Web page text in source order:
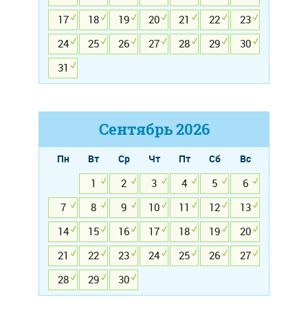
17
18 19 20 21 22
23
24
25 26 27 28 29
30
31
Сентябрь2026
Пн Вт Ср Чт Пт Сб
Вс
1
2 3 4 5
6
7
8 9 10 11 12
13
14
15 16 17 18 19
20
21
22 23 24 25 26
27
28
29 30